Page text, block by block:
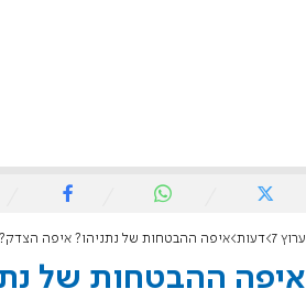
ערוץ 7 דעות איפה ההבטחות של נתניהו? איפה הצדק?
איפה ההבטחות של